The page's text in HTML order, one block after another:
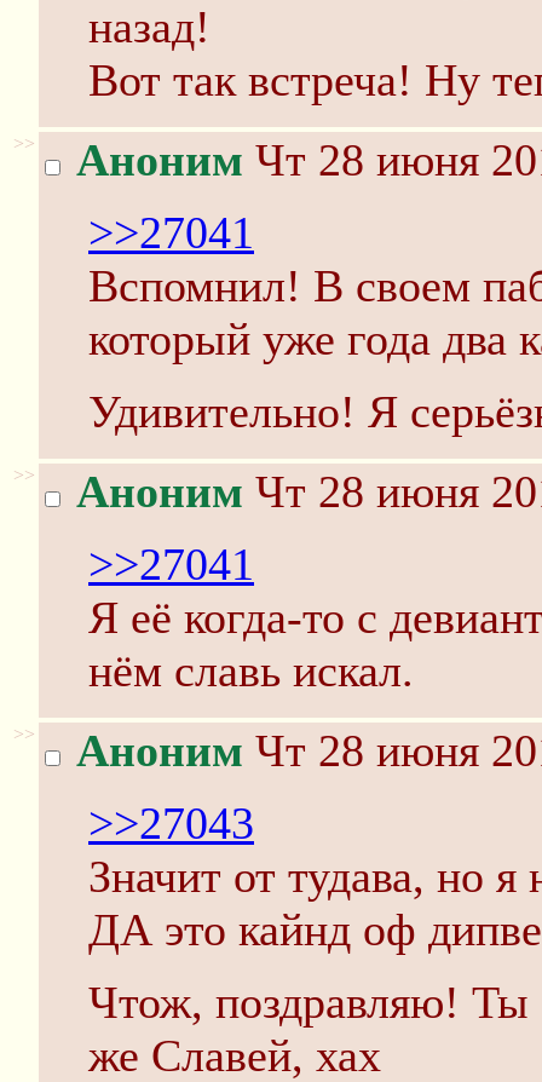
назад!
Вот так встреча! Ну
>> Аноним Чт 28 июня
>>27041
Вспомнил! В своем
который уже года два
Удивительно! Я
>> Аноним Чт 28 июня
>>27041
Я её когда-то с
нём славь искал.
>> Аноним Чт 28 июня
>>27043
Значит от тудава, но
ДА это кайнд оф
Чтож, поздравляю! Ты
же Славей, хах